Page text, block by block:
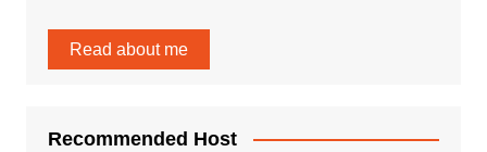
Read about me
Recommended Host